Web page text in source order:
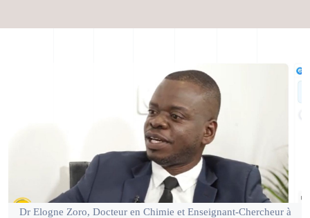
Dr Elogne Zoro, Docteur en Chimie et Enseignant-Chercheur à